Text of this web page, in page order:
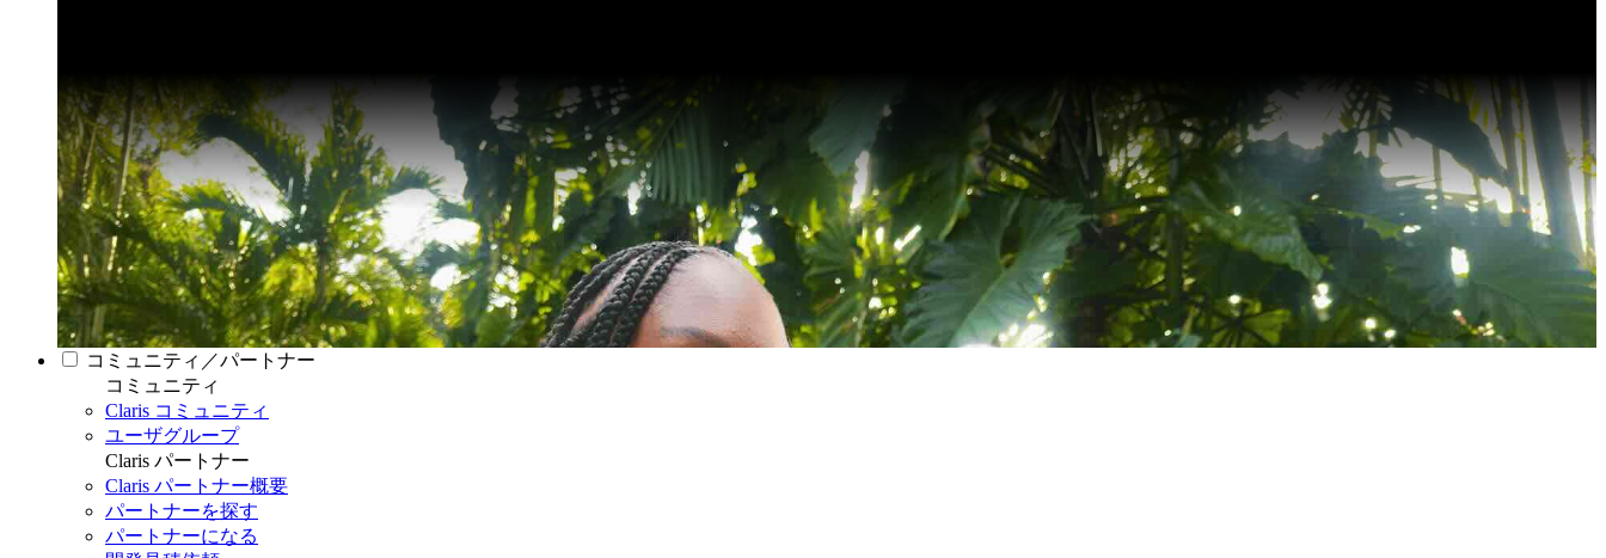
コミュニティ／パートナー
コミュニティ
Claris コミュニティ
ユーザグループ
Claris パートナー
Claris パートナー概要
パートナーを探す
パートナーになる